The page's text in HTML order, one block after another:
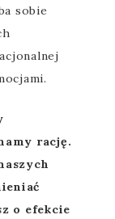
sobie
rację.
o efekcie